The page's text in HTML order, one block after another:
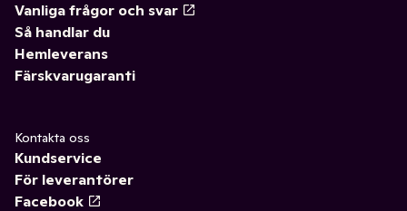
Vanliga frågor och svar
Så handlar du
Hemleverans
Färskvarugaranti
Kontakta oss
Kundservice
För leverantörer
Facebook